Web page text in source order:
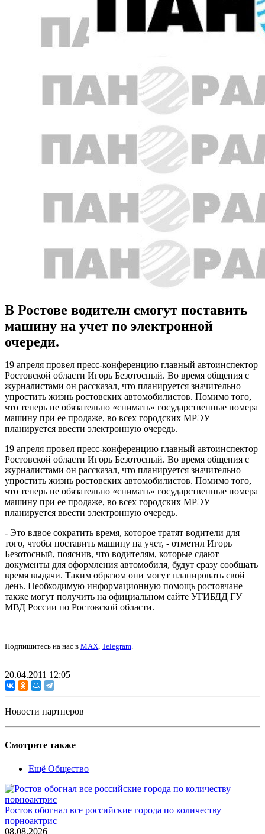
В Ростове водители смогут поставить
машину на учет по электронной
очереди.
19 апреля провел пресс-конференцию главный автоинспектор
Ростовской области Игорь Безотосный. Во время общения с
журналистами он рассказал, что планируется значительно
упростить жизнь ростовских автомобилистов. Помимо того,
что теперь не обязательно «снимать» государственные номера
машину при ее продаже, во всех городских МРЭУ
планируется ввести электронную очередь.
19 апреля провел пресс-конференцию главный автоинспектор
Ростовской области Игорь Безотосный. Во время общения с
журналистами он рассказал, что планируется значительно
упростить жизнь ростовских автомобилистов. Помимо того,
что теперь не обязательно «снимать» государственные номера
машину при ее продаже, во всех городских МРЭУ
планируется ввести электронную очередь.
- Это вдвое сократить время, которое тратят водители для
того, чтобы поставить машину на учет, - отметил Игорь
Безотосный, пояснив, что водителям, которые сдают
документы для оформления автомобиля, будут сразу сообщать
время выдачи. Таким образом они могут планировать свой
день. Необходимую информационную помощь ростовчане
также могут получить на официальном сайте УГИБДД ГУ
МВД России по Ростовской области.
Подпишитесь на нас в MAX, Telegram.
20.04.2011 12:05
Новости партнеров
Смотрите также
Ещё Общество
Ростов обогнал все российские города по количеству
порноактрис
08.08.2026